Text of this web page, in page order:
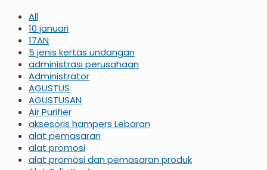
All
10 januari
17AN
5 jenis kertas undangan
administrasi perusahaan
Administrator
AGUSTUS
AGUSTUSAN
Air Purifier
aksesoris hampers Lebaran
alat pemasaran
alat promosi
alat promosi dan pemasaran produk